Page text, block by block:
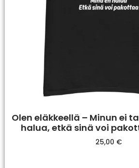
Olen eläkkeellä – Minun ei
halua, etkä sinä voi
25,00 €